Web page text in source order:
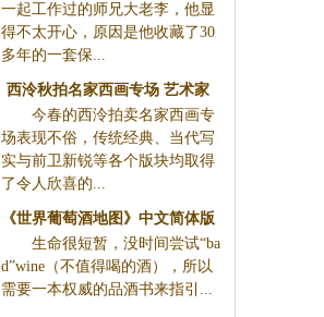
一起工作过的师兄大老李，他显
得不太开心，原因是他收藏了30
多年的一套保...
西泠秋拍名家西画专场 艺术家
经典作品再现
今春的西泠拍卖名家西画专
场表现不俗，传统经典、当代写
实与前卫新锐等各个版块均取得
了令人欣喜的...
《世界葡萄酒地图》中文简体版
经典上市
生命很短暂，没时间尝试“ba
d”wine（不值得喝的酒），所以
需要一本权威的品酒书来指引...